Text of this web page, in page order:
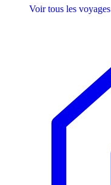
Voir tous les voyages